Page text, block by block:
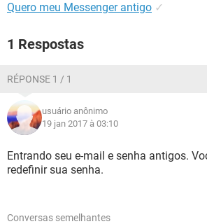
Quero meu Messenger antigo ✓
1 Respostas
RÉPONSE 1 / 1
usuário anônimo
19 jan 2017 à 03:10
Entrando seu e-mail e senha antigos.
redefinir sua senha.
Conversas semelhantes